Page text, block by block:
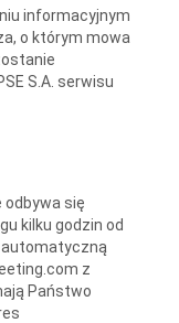
informacyjnym
o którym mowa
S.A. serwisu
się
kilku godzin od
z
Państwo